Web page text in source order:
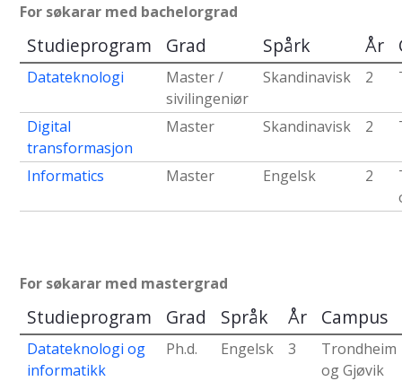
For søkarar med bachelorgrad
Studieprogram Grad Spårk År
Datateknologi
Master /
sivilingeniør
Skandinavisk 2
Digital
transformasjon
Master Skandinavisk 2
Informatics Master Engelsk 2
For søkarar med mastergrad
Studieprogram Grad Språk År Campus
Datateknologi og
informatikk
Ph.d. Engelsk 3
Trondheim
og Gjøvik